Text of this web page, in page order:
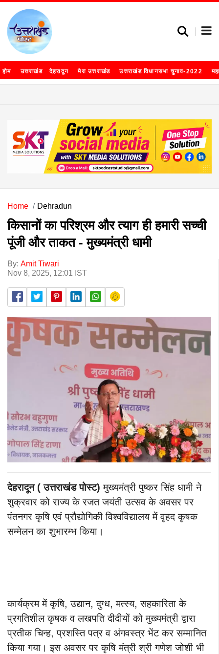
होम उत्तराखंड देहरादून मेरा उत्तराखंड उत्तराखंड विधानसभा चुनाव-2022
Home Dehradun
किसानों का परिश्रम और त्याग ही हमारी सच्ची
पूंजी और ताकत - मुख्यमंत्री धामी
By: Amit Tiwari
Nov 8, 2025, 12:01 IST
देहरादून ( उत्तराखंड पोस्ट)मुख्यमंत्री पुष्कर सिंह धामी ने
शुक्रवार को राज्य के रजत जयंती उत्सव के अवसर पर
पंतनगर कृषि एवं प्रौद्योगिकी विश्वविद्यालय में वृहद कृषक
सम्मेलन का शुभारम्भ किया।
कार्यक्रम में कृषि, उद्यान, दुग्ध, मत्स्य, सहकारिता के
प्रगतिशील कृषक व लखपति दीदीयों को मुख्यमंत्री द्वारा
प्रतीक चिन्ह, प्रशस्ति पत्र व अंगवस्त्र भेंट कर सम्मानित
किया गया। इस अवसर पर कृषि मंत्री श्री गणेश जोशी भी